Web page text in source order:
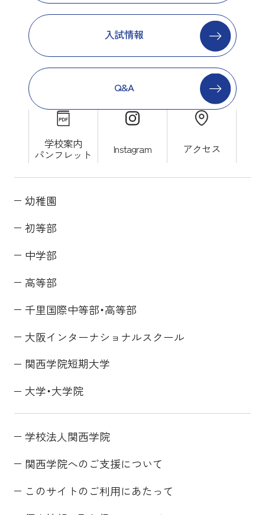
入試情報
Q&A
学校案内
パンフレット Instagram アクセス
幼稚園
初等部
中学部
高等部
千里国際中等部・高等部
大阪インターナショナルスクール
関西学院短期大学
大学・大学院
学校法人関西学院
関西学院へのご支援について
このサイトのご利用にあたって